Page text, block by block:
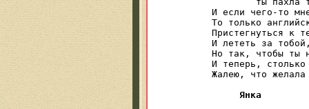
И если чего-то
То только
Пристегнуться к
И лететь за
Но так, чтобы ты
И теперь,
Жалею, что
Янка